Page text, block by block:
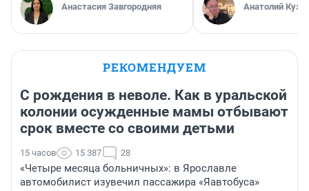
Анастасия Завгородняя Анатолий
РЕКОМЕНДУЕМ
С рождения в неволе. Как в уральской
колонии осужденные мамы отбывают
срок вместе со своими детьми
15 часов 15 387 28
«Четыре месяца больничных»: в Ярославле
автомобилист изувечил пассажира «Яавтобуса»